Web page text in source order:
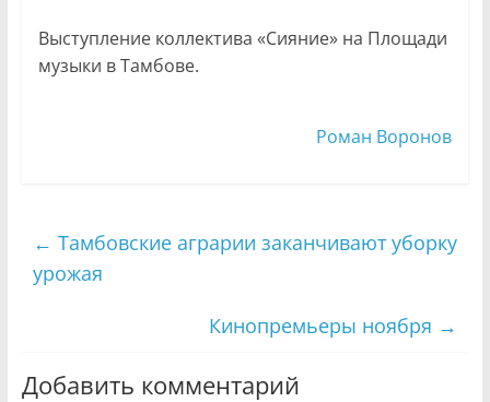
Выступление коллектива «Сияние» на Площади
музыки в Тамбове.
Роман Воронов
← Тамбовские аграрии заканчивают уборку
урожая
Кинопремьеры ноября →
Добавить комментарий